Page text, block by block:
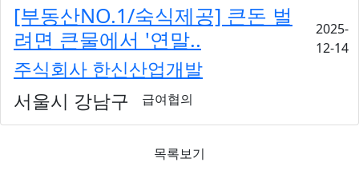
[부동산NO.1/숙식제공] 큰돈 벌
려면 큰물에서 '연말..
주식회사 한신산업개발
2025-
12-14
서울시 강남구 급여협의
목록보기